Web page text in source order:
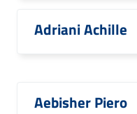
Adriani Achille
Aebisher Piero